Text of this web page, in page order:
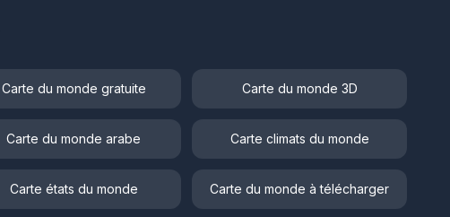
Carte du monde gratuite Carte du monde 3D
Carte du monde arabe Carte climats du monde
Carte états du monde Carte du monde à télécharger